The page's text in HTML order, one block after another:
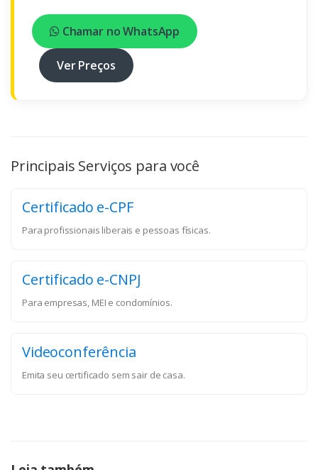
Chamar no WhatsApp
Ver Preços
Principais Serviços para você
Certificado e-CPF
Para profissionais liberais e pessoas físicas.
Certificado e-CNPJ
Para empresas, MEI e condomínios.
Videoconferência
Emita seu certificado sem sair de casa.